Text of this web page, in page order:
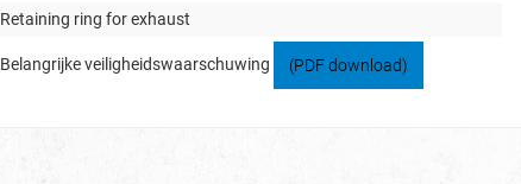
Retaining ring for exhaust
Belangrijke veiligheidswaarschuwing (PDF download)